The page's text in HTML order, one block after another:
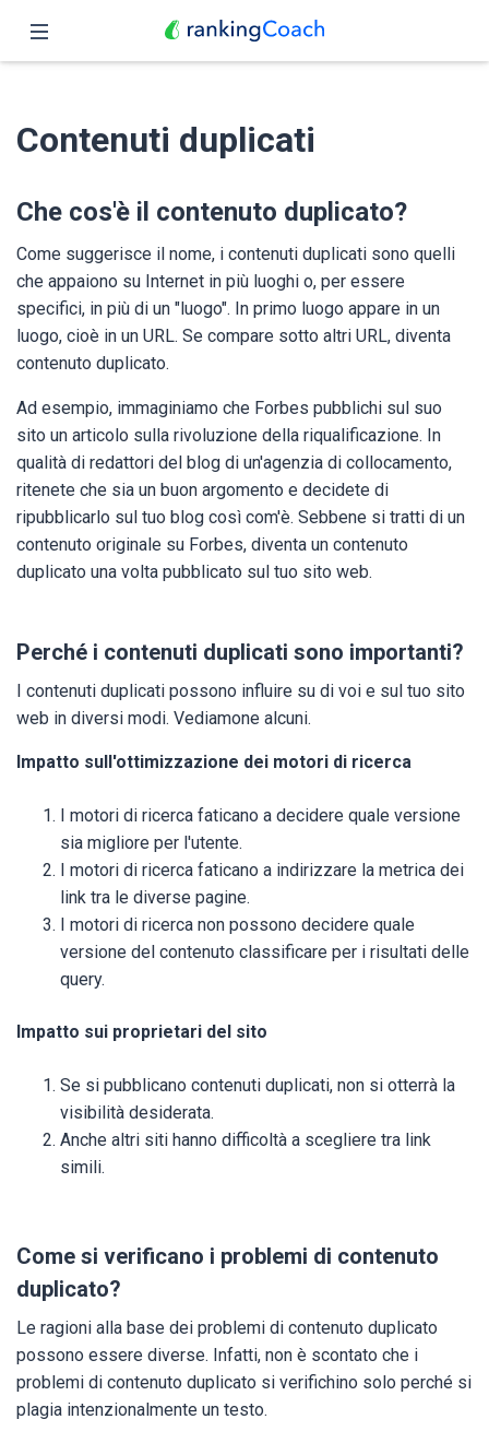
Funzioni
Partner
Blog
Italiano
Contenuti duplicati
Che cos'è il contenuto duplicato?
Come suggerisce il nome, i contenuti duplicati sono quelli
che appaiono su Internet in più luoghi o, per essere
specifici, in più di un "luogo". In primo luogo appare in un
luogo, cioè in un URL. Se compare sotto altri URL, diventa
contenuto duplicato.
Ad esempio, immaginiamo che Forbes pubblichi sul suo
sito un articolo sulla rivoluzione della riqualificazione. In
qualità di redattori del blog di un'agenzia di collocamento,
ritenete che sia un buon argomento e decidete di
ripubblicarlo sul tuo blog così com'è. Sebbene si tratti di un
contenuto originale su Forbes, diventa un contenuto
duplicato una volta pubblicato sul tuo sito web.
Perché i contenuti duplicati sono importanti?
I contenuti duplicati possono influire su di voi e sul tuo sito
web in diversi modi. Vediamone alcuni.
Impatto sull'ottimizzazione dei motori di ricerca
I motori di ricerca faticano a decidere quale versione
sia migliore per l'utente.
I motori di ricerca faticano a indirizzare la metrica dei
link tra le diverse pagine.
I motori di ricerca non possono decidere quale
versione del contenuto classificare per i risultati delle
query.
Impatto sui proprietari del sito
Se si pubblicano contenuti duplicati, non si otterrà la
visibilità desiderata.
Anche altri siti hanno difficoltà a scegliere tra link
simili.
Come si verificano i problemi di contenuto
duplicato?
Le ragioni alla base dei problemi di contenuto duplicato
possono essere diverse. Infatti, non è scontato che i
problemi di contenuto duplicato si verifichino solo perché si
plagia intenzionalmente un testo.